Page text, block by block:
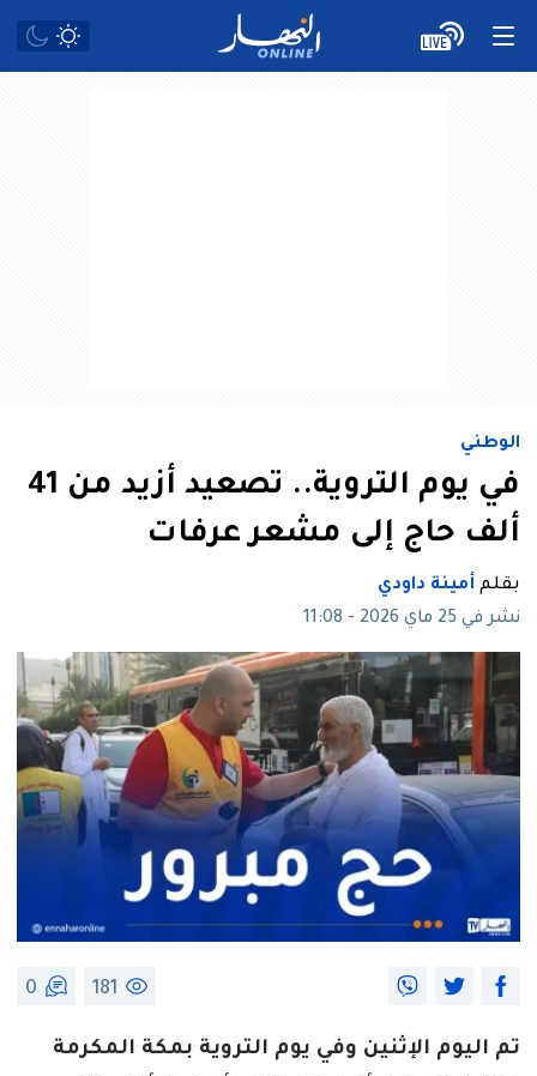
الوطني
في يوم التروية.. تصعيد أزيد من 41
ألف حاج إلى مشعر عرفات
بقلم أمينة داودي
نشر في 25 ماي 2026 - 11:08
181
0
تم اليوم الإثنين وفي يوم التروية بمكة المكرمة